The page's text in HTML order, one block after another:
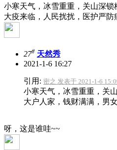
小寒天气，冰雪重重，关山深锁
大疫来临，人民扰扰，医护严防
27# 天然秀
2021-1-6 16:27
引用: 密之 发表于 2021-1-6
小寒天气，冰雪重重，关
大户人家，钱财满满，男
呀，这是谁哇~~